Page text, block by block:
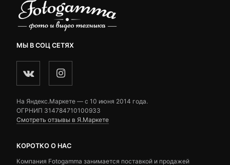
МЫ В СОЦ СЕТЯХ
На Яндекс.Маркете — c 10 июня 2014 года.
ОГРНИП 314784710100933
Смотреть отзывы в Я.Маркете
КОРОТКО О НАС
Компания Fotogamma занимается поставкой и продажей